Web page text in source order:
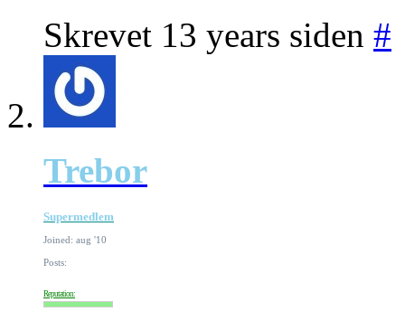
Skrevet 13 years siden #
Trebor
Supermedlem
Joined: aug '10
Posts:
Reputation: